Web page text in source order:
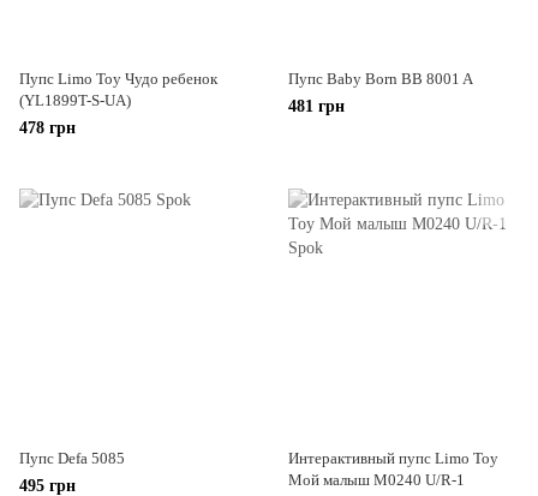
Пупс Limo Toy Чудо ребенок
(YL1899T-S-UA)
478 грн
Пупс Baby Born BB 8001 A
481 грн
Пупс Defa 5085
495 грн
Интерактивный пупс Limo Toy
Мой малыш M0240 U/R-1